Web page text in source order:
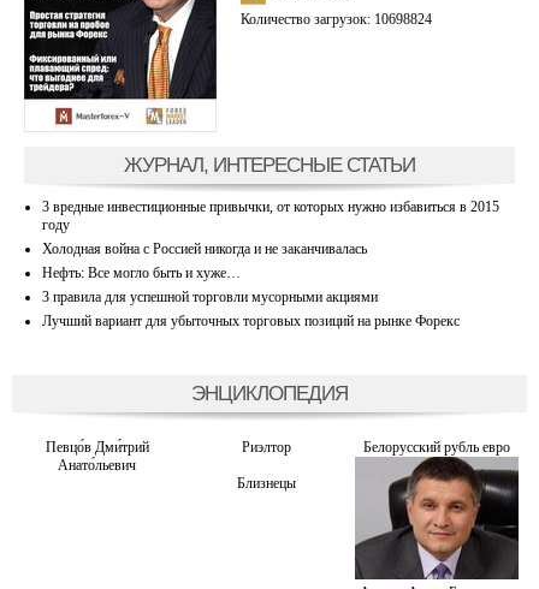
Количество загрузок: 10698824
ЖУРНАЛ, ИНТЕРЕСНЫЕ СТАТЬИ
3 вредные инвестиционные привычки, от которых нужно избавиться в 2015
году
Холодная война с Россией никогда и не заканчивалась
Нефть: Все могло быть и хуже…
3 правила для успешной торговли мусорными акциями
Лучший вариант для убыточных торговых позиций на рынке Форекс
ЭНЦИКЛОПЕДИЯ
Певцо́в Дми́трий
Анато́льевич
Риэлтор Белорусский рубль евро
Близнецы